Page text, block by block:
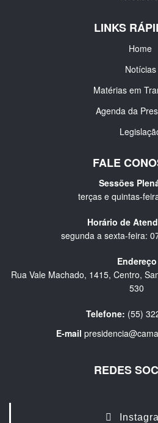
LINKS
Home
Notícias
Matérias em
Agenda da
FALE
Sessões
terças e quintas-
Horário de
segunda a sexta-feira:
Endereço
Rua Vale Machado, 1415, Centro,
530
Telefone: (55)
E-mail
REDES